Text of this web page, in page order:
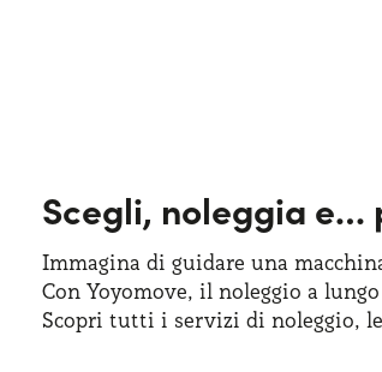
Scegli, noleggia e…
Immagina di guidare una
Con Yoyomove, il noleggio a lungo
Scopri tutti i servizi di noleggio,